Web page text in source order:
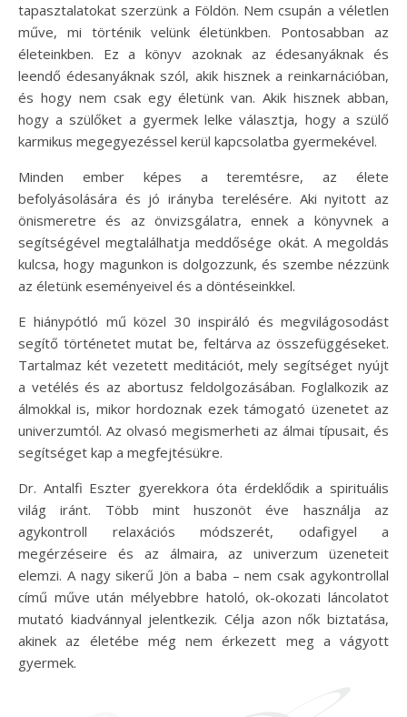
tapasztalatokat szerzünk a Földön. Nem csupán a véletlen
műve, mi történik velünk életünkben. Pontosabban az
életeinkben. Ez a könyv azoknak az édesanyáknak és
leendő édesanyáknak szól, akik hisznek a reinkarnációban,
és hogy nem csak egy életünk van. Akik hisznek abban,
hogy a szülőket a gyermek lelke választja, hogy a szülő
karmikus megegyezéssel kerül kapcsolatba gyermekével.
Minden ember képes a teremtésre, az élete
befolyásolására és jó irányba terelésére. Aki nyitott az
önismeretre és az önvizsgálatra, ennek a könyvnek a
segítségével megtalálhatja meddősége okát. A megoldás
kulcsa, hogy magunkon is dolgozzunk, és szembe nézzünk
az életünk eseményeivel és a döntéseinkkel.
E hiánypótló mű közel 30 inspiráló és megvilágosodást
segítő történetet mutat be, feltárva az összefüggéseket.
Tartalmaz két vezetett meditációt, mely segítséget nyújt
a vetélés és az abortusz feldolgozásában. Foglalkozik az
álmokkal is, mikor hordoznak ezek támogató üzenetet az
univerzumtól. Az olvasó megismerheti az álmai típusait, és
segítséget kap a megfejtésükre.
Dr. Antalfi Eszter gyerekkora óta érdeklődik a spirituális
világ iránt. Több mint huszonöt éve használja az
agykontroll relaxációs módszerét, odafigyel a
megérzéseire és az álmaira, az univerzum üzeneteit
elemzi. A nagy sikerű Jön a baba – nem csak agykontrollal
című műve után mélyebbre hatoló, ok-okozati láncolatot
mutató kiadvánnyal jelentkezik. Célja azon nők biztatása,
akinek az életébe még nem érkezett meg a vágyott
gyermek.